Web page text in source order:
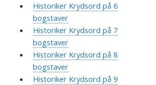
Historiker Krydsord på 6
bogstaver
Historiker Krydsord på 7
bogstaver
Historiker Krydsord på 8
bogstaver
Historiker Krydsord på 9